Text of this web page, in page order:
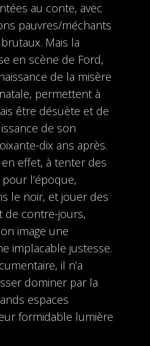
au conte, avec
pauvres/méchants
Mais la
en scène de Ford,
de la misère
permettent à
être désuète et de
de son
dix ans après.
en effet, à tenter des
l’époque,
le noir, et jouer des
de contre-jours,
image une
implacable justesse.
il n’a
dominer par la
espaces
formidable lumière